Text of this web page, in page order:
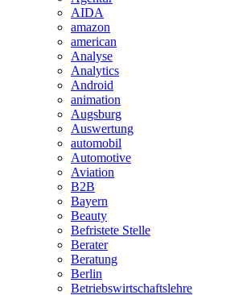
AIDA
amazon
american
Analyse
Analytics
Android
animation
Augsburg
Auswertung
automobil
Automotive
Aviation
B2B
Bayern
Beauty
Befristete Stelle
Berater
Beratung
Berlin
Betriebswirtschaftslehre